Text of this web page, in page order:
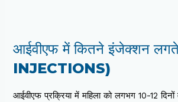
आईवीएफ में कितने इंजेक्शन
INJECTIONS)
आईवीएफ प्रक्रिया में महिला को लगभग 10-12